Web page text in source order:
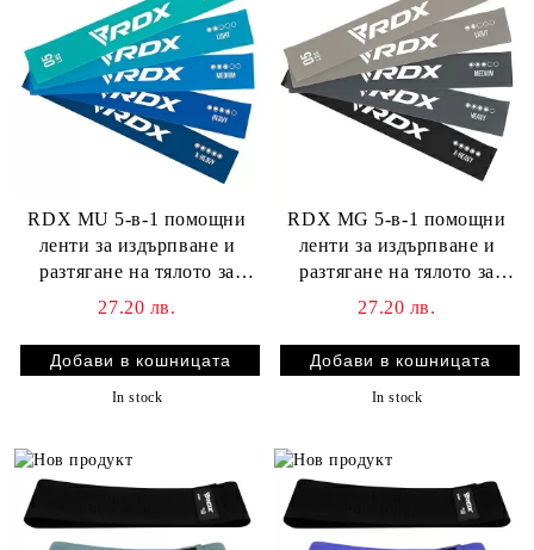
RDX MU 5-в-1 помощни
ленти за издърпване и
разтягане на тялото за
тренировки със съпротива
27.20 лв.
In stock
RDX MG 5-в-1 помощни
ленти за издърпване и
разтягане на тялото за
тренировка
27.20 лв.
In stock